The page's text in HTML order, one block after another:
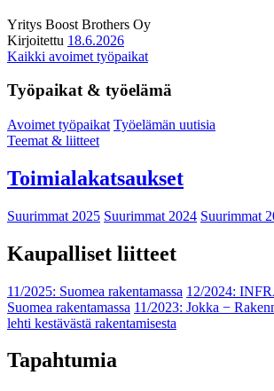
Yritys Boost Brothers Oy
Kirjoitettu 18.6.2026
Kaikki avoimet työpaikat
Työpaikat & työelämä
Avoimet työpaikat Työelämän uutisia
Teemat & liitteet
Toimialakatsaukset
Suurimmat 2025 Suurimmat 2024 Suurimmat
Kaupalliset liitteet
11/2025: Suomea rakentamassa 12/2024:
Suomea rakentamassa 11/2023: Jokka −
lehti kestävästä rakentamisesta
Tapahtumia